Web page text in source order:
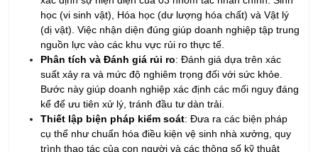
KHÓA HỌC CHUYÊN VIÊN ISO
09/08/2026
Khóa Học Quản Lý Sản Xuất Chuyên Nghiệp
KHÓA HỌC NHẬN THỨC VÀ ĐÁNH GIÁ VIÊN NỘI
BỘ HỆ THỐNG QUẢN LÝ AN TOÀN & SỨC KHỎE
NGHỀ NGHIỆP ISO 45001:2018
09/08/2026